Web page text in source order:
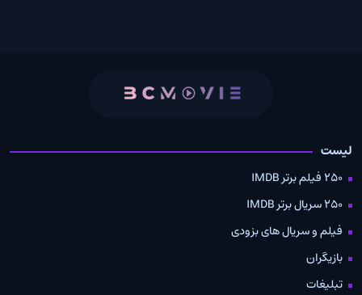
لیست
250 فیلم برتر IMDB
250 سریال برتر IMDB
فیلم و سریال های بزودی
بازیگران
تبلیغات